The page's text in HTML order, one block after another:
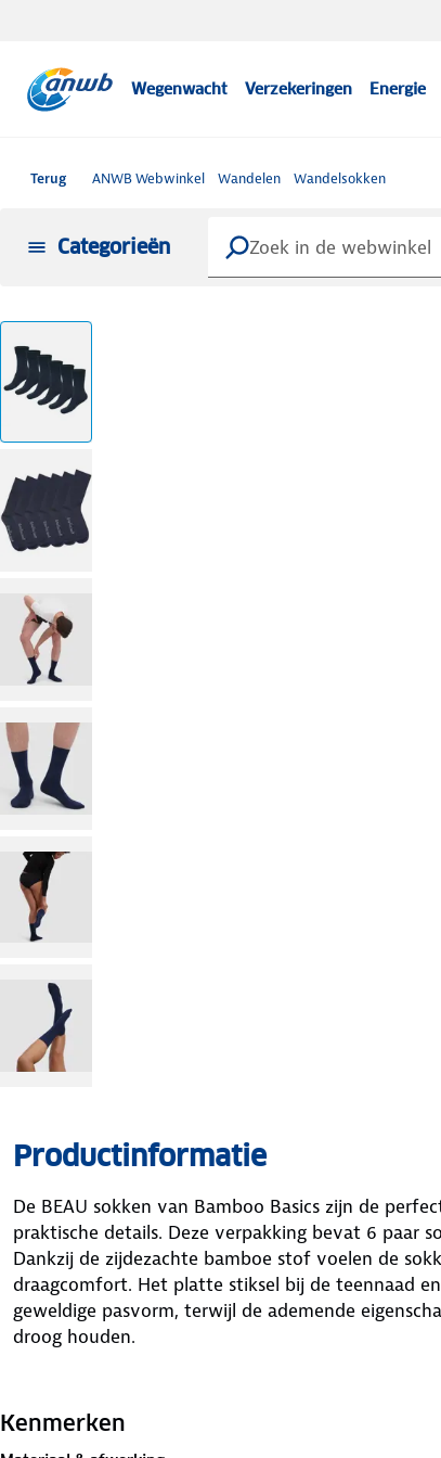
Wegenwacht Verzekeringen Energie
Terug ANWB Webwinkel Wandelen Wandelsokken
Categorieën
Productinformatie
De BEAU sokken van Bamboo Basics zijn de
praktische details. Deze verpakking bevat 6 paar
Dankzij de zijdezachte bamboe stof voelen de
draagcomfort. Het platte stiksel bij de teennaad
geweldige pasvorm, terwijl de ademende
droog houden.
gekleurd randje, zodat je na de was makkelijk de
Kenmerken